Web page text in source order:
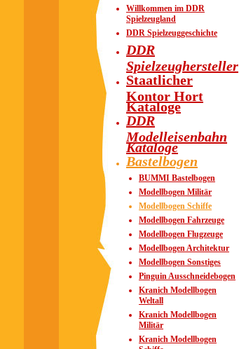
Willkommen im DDR
Spielzeugland
DDR Spielzeuggeschichte
DDR
Spielzeughersteller
Staatlicher
Kontor Hort
Kataloge
DDR
Modelleisenbahn
Kataloge
Bastelbogen
BUMMI Bastelbogen
Modellbogen Militär
Modellbogen Schiffe
Modellbogen Fahrzeuge
Modellbogen Flugzeuge
Modellbogen Architektur
Modellbogen Sonstiges
Pinguin Ausschneidebogen
Kranich Modellbogen
Weltall
Kranich Modellbogen
Militär
Kranich Modellbogen